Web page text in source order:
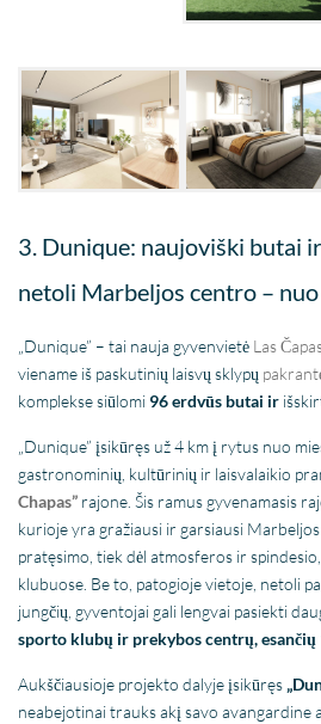
3. Dunique: naujoviški butai
netoli Marbeljos centro –
„Dunique” – tai nauja gyvenvietė Las
viename iš paskutinių laisvų sklypų
komplekse siūlomi 96 erdvūs butai ir
„Dunique” įsikūręs už 4 km į rytus nuo
gastronominių, kultūrinių ir laisvalaikio
Chapas” rajone. Šis ramus gyvenamasis
kurioje yra gražiausi ir garsiausi Marbeljos
pratęsimo, tiek dėl atmosferos ir
klubuose. Be to, patogioje vietoje, netoli
jungčių, gyventojai gali lengvai pasiekti
sporto klubų ir prekybos centrų,
Aukščiausioje projekto dalyje įsikūręs
neabejotinai trauks akį savo avangardine